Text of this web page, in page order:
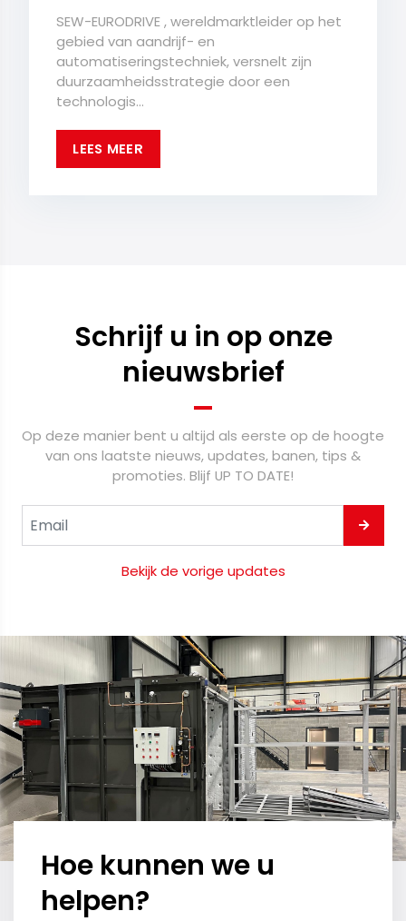
SEW-EURODRIVE , wereldmarktleider op het
gebied van aandrijf- en
automatiseringstechniek, versnelt zijn
duurzaamheidsstrategie door een
technologis...
LEES MEER
Schrijf u in op onze
nieuwsbrief
Op deze manier bent u altijd als eerste op de hoogte
van ons laatste nieuws, updates, banen, tips &
promoties. Blijf UP TO DATE!
Bekijk de vorige updates
Hoe kunnen we u
helpen?